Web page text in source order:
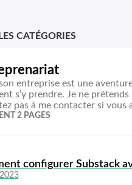
CATÉGORIES
entreprise est une
s’y prendre. Je ne
pas à me contacter si vous
2 PAGES
configurer Substack